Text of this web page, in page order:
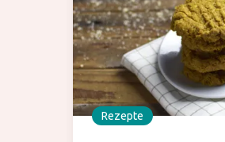
Rezepte